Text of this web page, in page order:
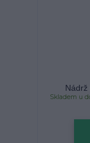
Skladem u